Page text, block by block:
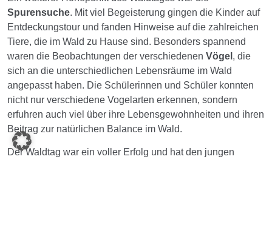
Spurensuche. Mit viel Begeisterung gingen die Kinder auf
Entdeckungstour und fanden Hinweise auf die zahlreichen
Tiere, die im Wald zu Hause sind. Besonders spannend
waren die Beobachtungen der verschiedenen Vögel , die
sich an die unterschiedlichen Lebensräume im Wald
angepasst haben. Die Schülerinnen und Schüler konnten
nicht nur verschiedene Vogelarten erkennen, sondern
erfuhren auch viel über ihre Lebensgewohnheiten und ihren
Beitrag zur natürlichen Balance im Wald.
Der Waldtag war ein voller Erfolg und hat den jungen